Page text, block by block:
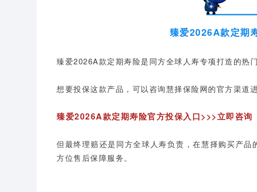
臻爱2026A款定期
臻爱2026A款定期寿险是同方全球人寿专项打造的热门
想要投保这款产品，可以咨询慧择保险网的官方渠道进
臻爱2026A款定期寿险官方投保入口>>>立即咨询
但最终理赔还是同方全球人寿负责，在慧择购买产
方位售后保障服务。